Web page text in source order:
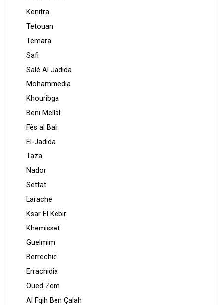
Kenitra
Tetouan
Temara
Safi
Salé Al Jadida
Mohammedia
Khouribga
Beni Mellal
Fès al Bali
El-Jadida
Taza
Nador
Settat
Larache
Ksar El Kebir
Khemisset
Guelmim
Berrechid
Errachidia
Oued Zem
Al Fqih Ben Çalah